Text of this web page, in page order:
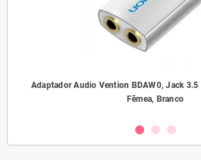
Adaptador Audio Vention BDAW0, Jack
Fêmea, Branco